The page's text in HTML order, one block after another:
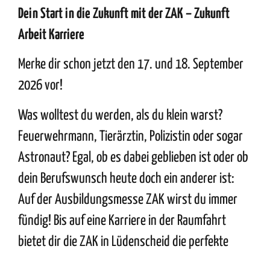
Dein Start in die Zukunft mit der ZAK – Zukunft
Arbeit Karriere
Merke dir schon jetzt den 17. und 18. September
2026 vor!
Was wolltest du werden, als du klein warst?
Feuerwehrmann, Tierärztin, Polizistin oder sogar
Astronaut? Egal, ob es dabei geblieben ist oder ob
dein Berufswunsch heute doch ein anderer ist:
Auf der Ausbildungsmesse ZAK wirst du immer
fündig! Bis auf eine Karriere in der Raumfahrt
bietet dir die ZAK in Lüdenscheid die perfekte